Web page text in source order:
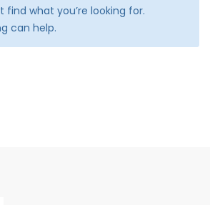
find what you’re looking for.
can help.